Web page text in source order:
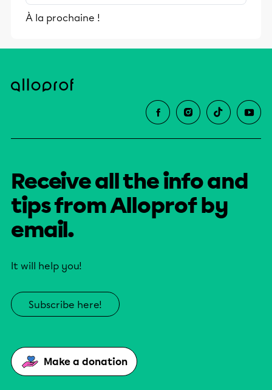
stimulants, Alloprof engage les élèves
et leurs parents dans la réussite
À la prochaine !
Receive all the info and
tips from Alloprof by
email.
It will help you!
Subscribe here!
Make a donation